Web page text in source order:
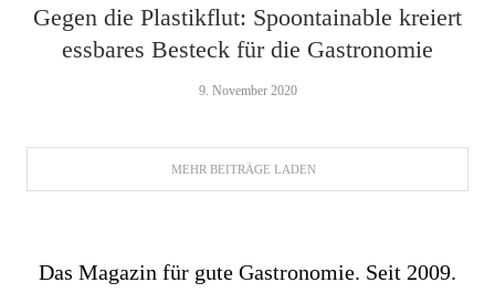
Gegen die Plastikflut: Spoontainable kreiert
essbares Besteck für die Gastronomie
9. November 2020
MEHR BEITRÄGE LADEN
Das Magazin für gute Gastronomie. Seit 2009.